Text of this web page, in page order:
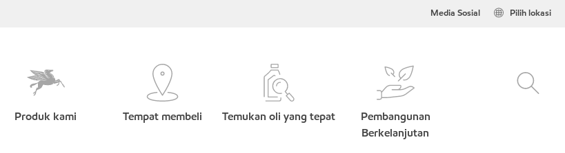
Pilih lokasi
Media Sosial
Produk kami Tempat membeli Temukan oli yang tepat
Pembangunan
Berkelanjutan